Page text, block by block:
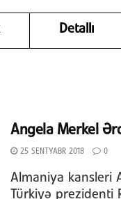
Detallı
Angela Merkel
25 SENTYABR 2018 0
Almaniya kansleri
Türkiyə prezidenti